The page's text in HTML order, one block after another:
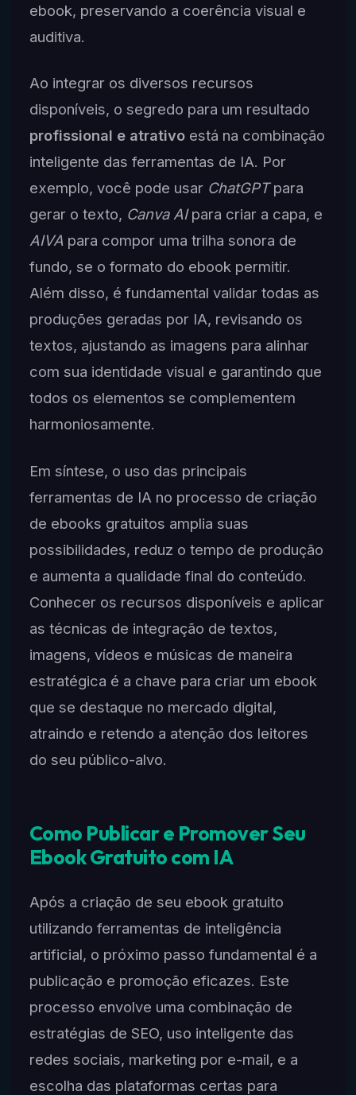
ebook, preservando a coerência visual e
auditiva.
Ao integrar os diversos recursos
disponíveis, o segredo para um resultado
profissional e atrativoestá na combinação
inteligente das ferramentas de IA. Por
exemplo, você pode usar ChatGPTpara
gerar o texto, Canva AIpara criar a capa, e
AIVApara compor uma trilha sonora de
fundo, se o formato do ebook permitir.
Além disso, é fundamental validar todas as
produções geradas por IA, revisando os
textos, ajustando as imagens para alinhar
com sua identidade visual e garantindo que
todos os elementos se complementem
harmoniosamente.
Em síntese, o uso das principais
ferramentas de IA no processo de criação
de ebooks gratuitos amplia suas
possibilidades, reduz o tempo de produção
e aumenta a qualidade final do conteúdo.
Conhecer os recursos disponíveis e aplicar
as técnicas de integração de textos,
imagens, vídeos e músicas de maneira
estratégica é a chave para criar um ebook
que se destaque no mercado digital,
atraindo e retendo a atenção dos leitores
do seu público-alvo.
Como Publicar e Promover Seu
Ebook Gratuito com IA
Após a criação de seu ebook gratuito
utilizando ferramentas de inteligência
artificial, o próximo passo fundamental é a
publicação e promoção eficazes. Este
processo envolve uma combinação de
estratégias de SEO, uso inteligente das
redes sociais, marketing por e-mail, e a
escolha das plataformas certas para